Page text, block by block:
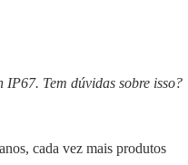
Tem dúvidas sobre isso?
cada vez mais produtos